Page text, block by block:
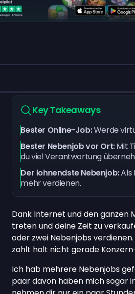
Key Takeaways
Bester Online-Job:Werde
Bester Nebenjob vor Ort:Mit
du viel Verantwortung
Der lohnendste Nebenjob:Als
mehr verdienen.
Dank Internet und den ganzen
treten und deine Zeit zu
oder zwei Nebenjobs
zahlt halt nicht gerade
Ich hab mehrere Nebenjobs
paar davon haben mich sogar